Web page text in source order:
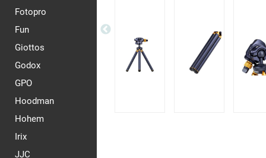
Fotopro
Fun
Giottos
Godox
GPO
Hoodman
Hohem
Irix
JJC